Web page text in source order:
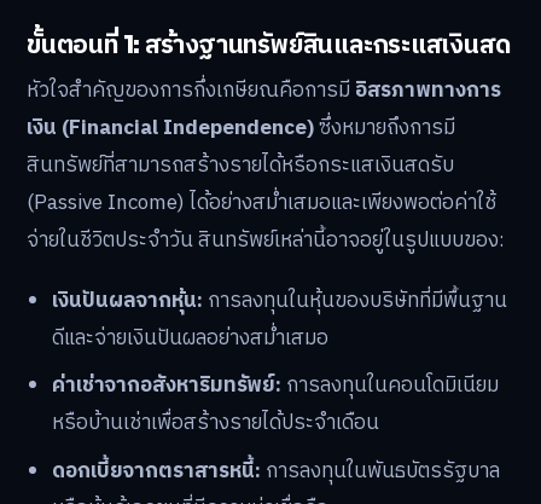
ขั้นตอนที่ 1: สร้างฐานทรัพย์สินและกระแสเงินสด
หัวใจสำคัญของการกึ่งเกษียณคือการมี อิสรภาพทางการ
เงิน (Financial Independence)ซึ่งหมายถึงการมี
สินทรัพย์ที่สามารถสร้างรายได้หรือกระแสเงินสดรับ
(Passive Income) ได้อย่างสม่ำเสมอและเพียงพอต่อค่าใช้
จ่ายในชีวิตประจำวัน สินทรัพย์เหล่านี้อาจอยู่ในรูปแบบของ:
เงินปันผลจากหุ้น: การลงทุนในหุ้นของบริษัทที่มีพื้นฐาน
ดีและจ่ายเงินปันผลอย่างสม่ำเสมอ
ค่าเช่าจากอสังหาริมทรัพย์: การลงทุนในคอนโดมิเนียม
หรือบ้านเช่าเพื่อสร้างรายได้ประจำเดือน
ดอกเบี้ยจากตราสารหนี้: การลงทุนในพันธบัตรรัฐบาล